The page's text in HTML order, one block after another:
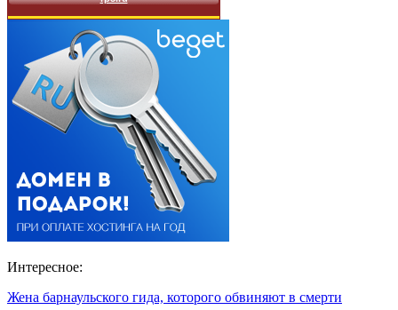
Интересное:
Жена барнаульского гида, которого обвиняют в смерти